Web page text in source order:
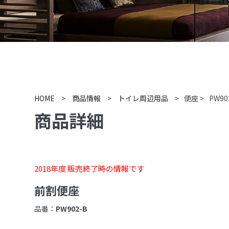
HOME > 商品情報 > トイレ周辺用品 > 便座 >
商品詳細
2018年度 販売終了時の情報です
前割便座
品番： PW902-B